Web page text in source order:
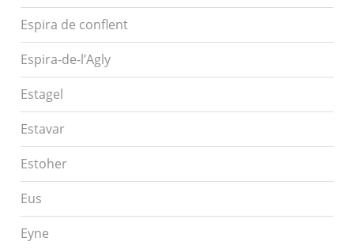
Espira de conflent
Espira-de-l’Agly
Estagel
Estavar
Estoher
Eus
Eyne